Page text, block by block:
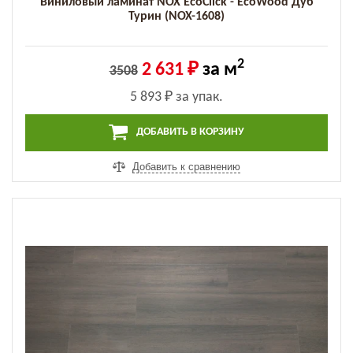
Турин (NOX-1608)
3508 2 631 ₽за м2
5 893 ₽ за упак.
ДОБАВИТЬ В КОРЗИНУ
Добавить к сравнению